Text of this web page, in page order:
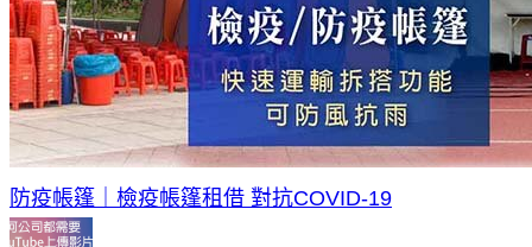
防疫帳篷｜檢疫帳篷租借 對抗COVID-19